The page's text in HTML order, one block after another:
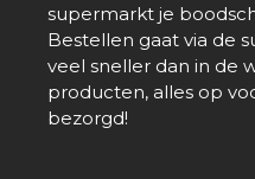
supermarkt je
Bestellen gaat via de
veel sneller dan in de
producten, alles op
bezorgd!